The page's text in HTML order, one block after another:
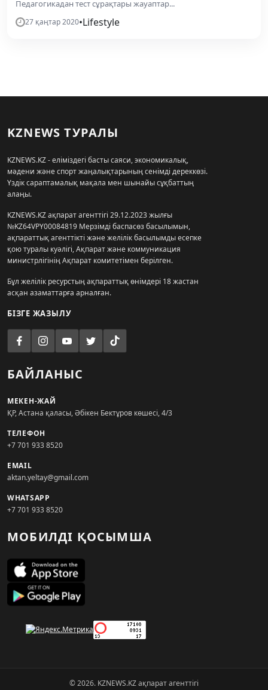
Педагогикадан тест сұрақтары жауаптар...
27 қаңтар 2020•Lifestyle
KZNEWS ТУРАЛЫ
KZNEWS.KZ - еліміздегі басты саяси, экономикалық,
мәдени және спорт жаңалықтарының сенімді дереккөзі.
Үздік сараптамалық мақала мен шынайы сұқбаттың
алаңы.
KZNEWS.KZ ақпарат агенттігі 29.12.2023 жылғы
№KZ64VPY00084819 Мерзімді баспасөз басылымын,
ақпараттық агенттікті және желілік басылымды есепке
қою туралы куәлігі, Ақпарат және коммуникация
министрлігінің Ақпарат комитетімен берілген.
Бұл желілік ресурстың ақпараттық өнімдері 18 жастан
асқан азаматтарға арналған.
БІЗГЕ ЖАЗЫЛУ
БАЙЛАНЫС
МЕКЕН-ЖАЙ
ҚР, Астана қаласы, Әбікен Бектұров көшесі, 4/3
ТЕЛЕФОН
+7 701 933 8520
EMAIL
aktan.yeltay@gmail.com
WHATSAPP
+7 701 933 8520
МОБИЛДІ ҚОСЫМША
© 2026. KZNEWS.KZ ақпарат агенттігі